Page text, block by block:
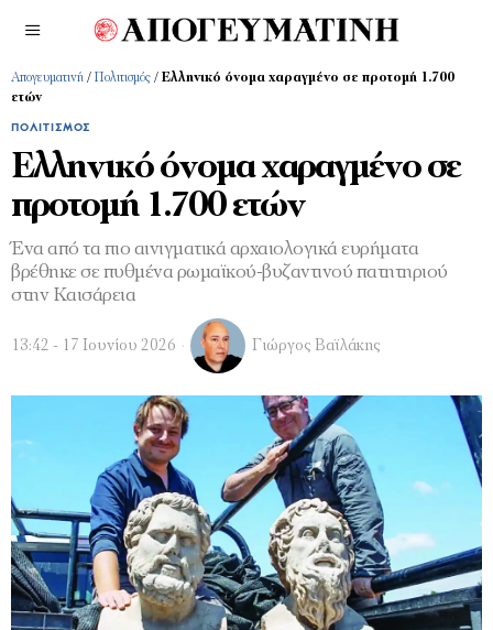
Απογευματινή / Πολιτισμός / Ελληνικό όνομα χαραγμένο σε προτομή 1.700
ετών
ΠΟΛΙΤΙΣΜΌΣ
Ελληνικό όνομα χαραγμένο σε
προτομή 1.700 ετών
Ένα από τα πιο αινιγματικά αρχαιολογικά ευρήματα
βρέθηκε σε πυθμένα ρωμαϊκού-βυζαντινού πατητηριού
στην Καισάρεια
13:42 - 17 Ιουνίου 2026 Γιώργος Βαϊλάκης